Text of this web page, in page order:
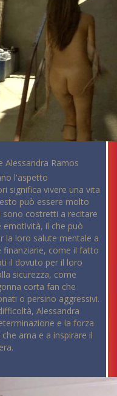
Alessandra Ramos
l'aspetto
significa vivere una vita
può essere molto
costretti a recitare
emotività, il che può
la loro salute mentale a
finanziarie, come il fatto
il dovuto per il loro
sicurezza, come
corta fan che
o persino aggressivi.
Alessandra
e la forza
ama e a inspirare il